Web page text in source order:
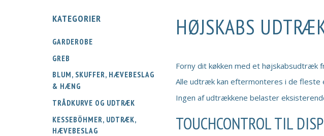
KATEGORIER
GARDEROBE
GREB
BLUM, SKUFFER, HÆVEBESLAG
& HÆNG
TRÅDKURVE OG UDTRÆK
KESSEBÖHMER, UDTRÆK,
HÆVEBESLAG
HØJSKABS
Forny dit køkken med et højskabsudtræk
Alle udtræk kan eftermonteres i de
Ingen af udtrækkene belaster
TOUCHCONTROL TIL